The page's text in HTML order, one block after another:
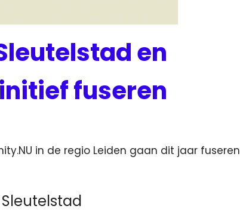
en
fuseren
in de regio Leiden gaan dit jaar fuseren